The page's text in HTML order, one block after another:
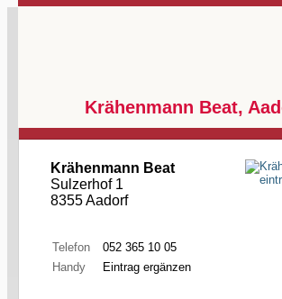
Krähenmann Beat,
Krähenmann Beat
Sulzerhof 1
8355 Aadorf
Telefon
052 365 10 05
Handy
Eintrag ergänzen